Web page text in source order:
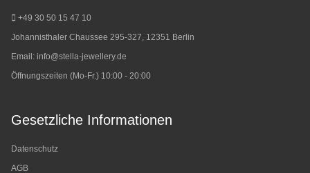
+49 30 50 15 47 10
Johannisthaler Chaussee 295-327, 12351 Berlin
Email: info@stella-jewellery.de
Öffnungszeiten (Mo-Fr.) 10:00 - 20:00
Gesetzliche Informationen
Datenschutz
AGB